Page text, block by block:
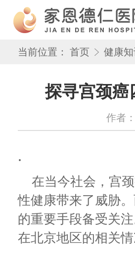
当前位置： 首页 健康知
探寻宫颈癌
作者
.
在当今社会，宫颈
性健康带来了威胁
的重要手段备受关
在北京地区的相关情